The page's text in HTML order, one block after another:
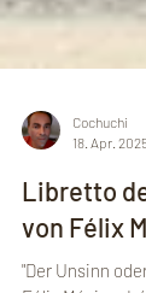
18. Apr.
Libretto
von Félix